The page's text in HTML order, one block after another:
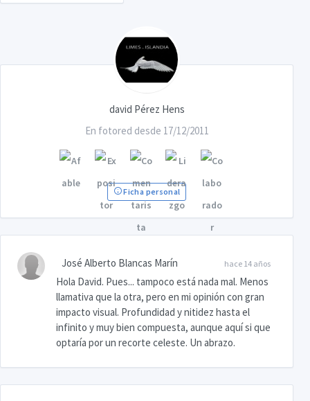
david Pérez Hens
En fotored desde 17/12/2011
Ficha personal
hace 14 años
José Alberto Blancas Marín
Hola David. Pues... tampoco está nada mal. Menos
llamativa que la otra, pero en mi opinión con gran
impacto visual. Profundidad y nitidez hasta el
infinito y muy bien compuesta, aunque aquí si que
optaría por un recorte celeste. Un abrazo.